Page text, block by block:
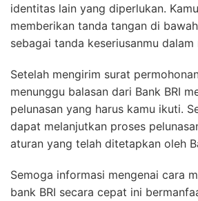
identitas lain yang diperlukan.
memberikan tanda tangan di
sebagai tanda keseriusanmu dalam
Setelah mengirim surat
menunggu balasan dari Bank BRI
pelunasan yang harus kamu ikuti.
dapat melanjutkan proses
aturan yang telah ditetapkan oleh
Semoga informasi mengenai cara
bank BRI secara cepat ini